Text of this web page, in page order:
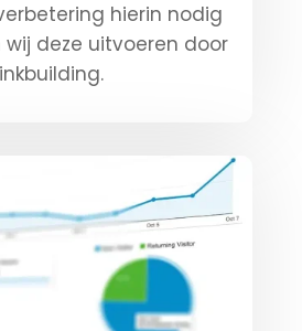
hierin nodig
wij deze uitvoeren door